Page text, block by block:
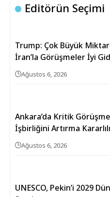
Editörün Seçimi
Trump: Çok Büyük
İran’la Görüşmeler İyi
Ağustos 6, 2026
Ankara’da Kritik
İşbirliğini Artırma
Ağustos 6, 2026
UNESCO, Pekin’i 2029